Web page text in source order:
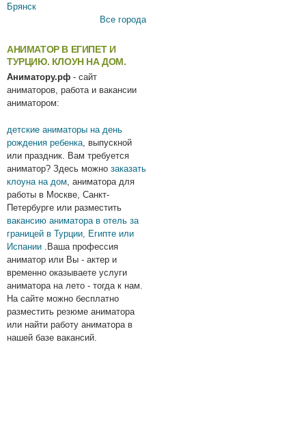
Брянск
Все города
АНИМАТОР В ЕГИПЕТ И
ТУРЦИЮ. КЛОУН НА ДОМ.
Аниматору.рф - сайт
аниматоров, работа и вакансии
аниматором:
детские аниматоры на день
рождения ребенка , выпускной
или праздник. Вам требуется
аниматор? Здесь можно заказать
клоуна на дом , аниматора для
работы в Москве, Санкт-
Петербурге или разместить
вакансию аниматора в отель за
границей в Турции, Египте или
Испании .Ваша профессия
аниматор или Вы - актер и
временно оказываете услуги
аниматора на лето - тогда к нам.
На сайте можно бесплатно
разместить резюме аниматора
или найти работу аниматора в
нашей базе вакансий.